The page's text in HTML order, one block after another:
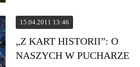
15.04.2011 13:46
„Z KART HISTORII”: O
NASZYCH W PUCHARZE